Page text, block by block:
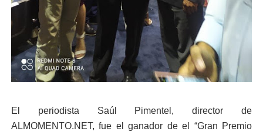
El periodista Saúl Pimentel, director de
ALMOMENTO.NET, fue el ganador de el “Gran Premio